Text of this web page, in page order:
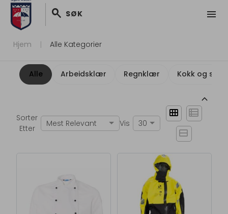
search SØK menu
Hjem Alle Kategorier
Alle Arbeidsklær Regnklær Kokk og
Sorter
Etter
Mest Relevant Vis 30
view_module
view_list
view_stream
keyboard_arrow_up